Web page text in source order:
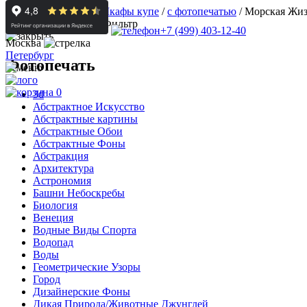
+7 (499) 403-12-40
Москва
Петербург
0
Корпусная мебель /Шкафы купе /с фотопечатью /Морская
Фильтр
Фотопечать
3d
Абстрактное Искусство
Абстрактные картины
Абстрактные Обои
Абстрактные Фоны
Абстракция
Архитектура
Астрономия
Башни Небоскребы
Биология
Венеция
Водные Виды Спорта
Водопад
Воды
Геометрические Узоры
Город
Дизайнерские Фоны
Дикая Природа/Животные Джунглей